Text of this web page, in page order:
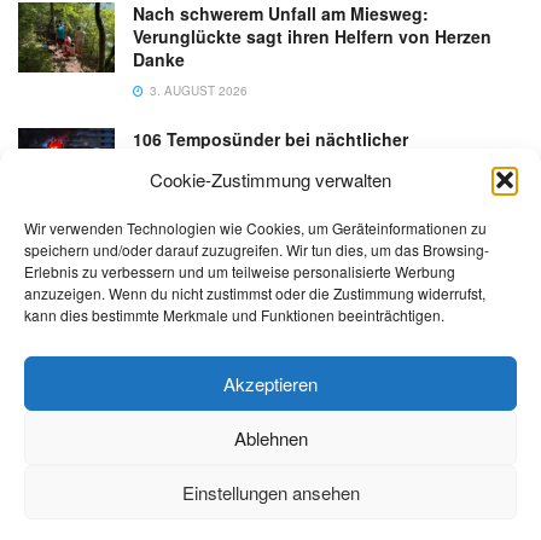
Cookie-Zustimmung verwalten
Wir verwenden Technologien wie Cookies, um Geräteinformationen zu
speichern und/oder darauf zuzugreifen. Wir tun dies, um das Browsing-
Erlebnis zu verbessern und um teilweise personalisierte Werbung
anzuzeigen. Wenn du nicht zustimmst oder die Zustimmung widerrufst,
kann dies bestimmte Merkmale und Funktionen beeinträchtigen.
Akzeptieren
Ablehnen
Einstellungen ansehen
Nach schwerem Unfall am Miesweg:
Verunglückte sagt ihren Helfern von Herzen
Danke
3. AUGUST 2026
106 Temposünder bei nächtlicher